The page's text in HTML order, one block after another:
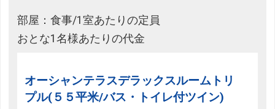
部屋：食事/1室あたりの定員
おとな1名様あたりの代金
オーシャンテラスデラックスルームトリ
プル(５５平米/バス・トイレ付ツイン)